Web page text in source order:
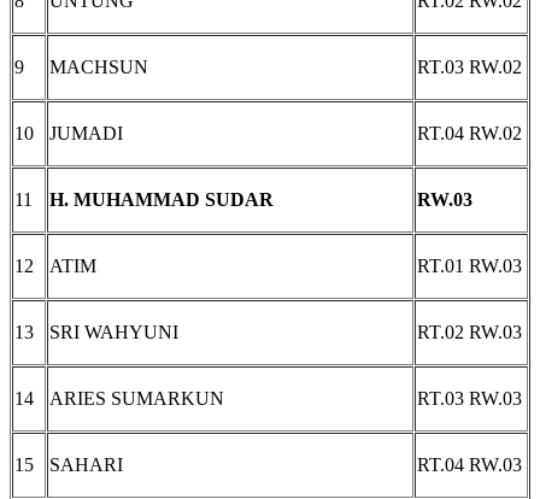
9 MACHSUN RT.03 RW.02
10 JUMADI RT.04 RW.02
11 H. MUHAMMAD SUDAR RW.03
12 ATIM RT.01 RW.03
13 SRI WAHYUNI RT.02 RW.03
14 ARIES SUMARKUN RT.03 RW.03
15 SAHARI RT.04 RW.03